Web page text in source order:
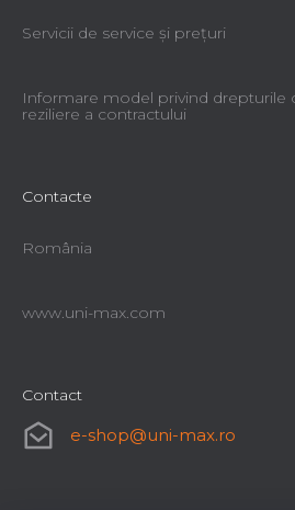
Servicii de service şi preţuri
Informare model privind drepturile
reziliere a contractului
Contacte
România
www.uni-max.com
Contact
e-shop@uni-max.ro